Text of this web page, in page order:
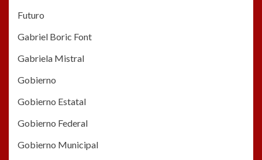
Futuro
Gabriel Boric Font
Gabriela Mistral
Gobierno
Gobierno Estatal
Gobierno Federal
Gobierno Municipal